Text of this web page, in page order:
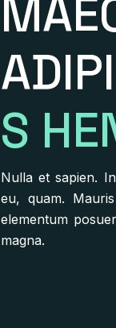
S
Nulla et sapien.
eu, quam.
elementum
magna.